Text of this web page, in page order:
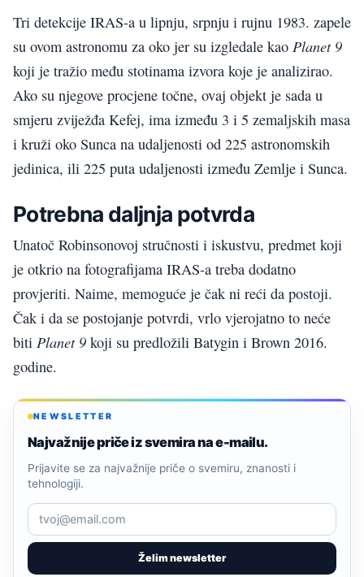
Tri detekcije IRAS-a u lipnju, srpnju i rujnu 1983. zapele
su ovom astronomu za oko jer su izgledale kao Planet 9
koji je tražio među stotinama izvora koje je analizirao.
Ako su njegove procjene točne, ovaj objekt je sada u
smjeru zviježđa Kefej, ima između 3 i 5 zemaljskih masa
i kruži oko Sunca na udaljenosti od 225 astronomskih
jedinica, ili 225 puta udaljenosti između Zemlje i Sunca.
Potrebna daljnja potvrda
Unatoč Robinsonovoj stručnosti i iskustvu, predmet koji
je otkrio na fotografijama IRAS-a treba dodatno
provjeriti. Naime, memoguće je čak ni reći da postoji.
Čak i da se postojanje potvrdi, vrlo vjerojatno to neće
biti Planet 9 koji su predložili Batygin i Brown 2016.
godine.
NEWSLETTER
Najvažnije priče iz svemira na e-mailu.
Želim newsletter
Prijavite se za najvažnije priče o svemiru, znanosti i
tehnologiji.